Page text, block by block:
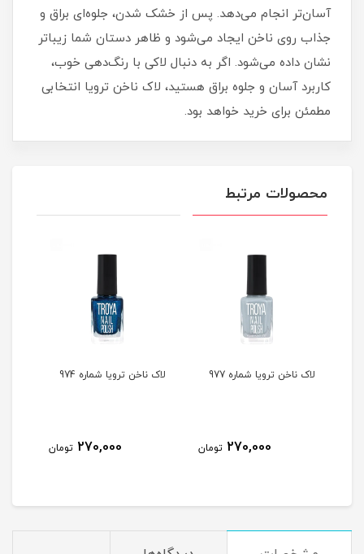
آسان‌تر انجام می‌دهد. پس از خشک شدن، جلوه‌ای براق و
جذاب روی ناخن ایجاد می‌شود و ظاهر دستان شما زیباتر
نشان داده می‌شود. اگر به دنبال لاکی با رنگ‌دهی خوب،
کاربرد آسان و جلوه براق هستید، لاک ناخن ترویا انتخابی
مطمئن برای خرید خواهد بود.
محصولات مرتبط
لاک ناخن ترویا شماره 977
270,000 تومان
لاک ناخن ترویا شماره 974
270,000 تومان